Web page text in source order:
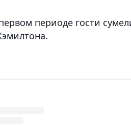
периоде гости